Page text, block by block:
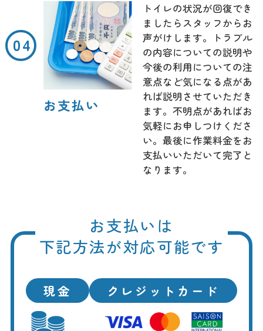
お支払い
トイレの状況が回復でき
ましたらスタッフからお
声がけします。トラブル
の内容についての説明や
今後の利用についての注
意点など気になる点があ
れば説明させていただき
ます。不明点があればお
気軽にお申しつけくださ
い。最後に作業料金をお
支払いいただいて完了と
なります。
お支払いは
下記方法が対応可能です
現金 クレジットカード